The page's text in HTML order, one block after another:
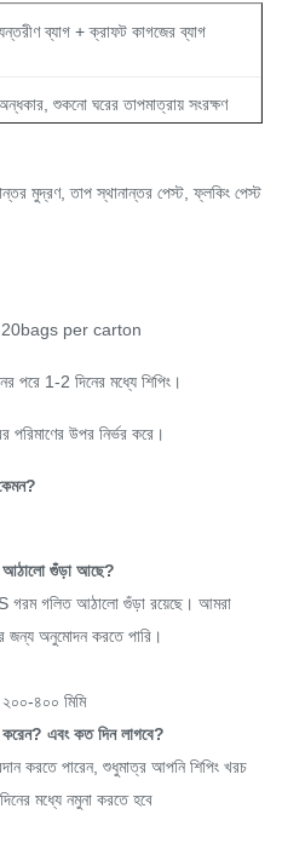
গ্রাম/১০ মিনিট
80 μm,80-200 μm,150-250
ব্যাগ + ক্রাফট কাগজের ব্যাগ
শুকনো ঘরের তাপমাত্রায় সংরক্ষণ
মুদ্রণ, তাপ স্থানান্তর পেস্ট, ফ্লকিং পেস্ট
per carton
পরে 1-2 দিনের মধ্যে শিপিং।
পরিমাণের উপর নির্ভর করে।
আঠালো গুঁড়া আছে?
গলিত আঠালো গুঁড়া রয়েছে। আমরা
অনুমোদন করতে পারি।
৪০০ মিমি
এবং কত দিন লাগবে?
করতে পারেন, শুধুমাত্র আপনি শিপিং খরচ
মধ্যে নমুনা করতে হবে